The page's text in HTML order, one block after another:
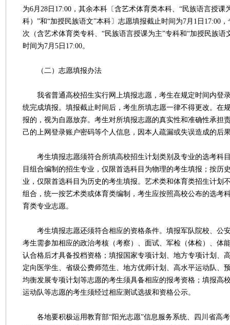
为6月28日17:00，其余本科〔含艺术体育类本科、“民族语言授课
科）”和“加授民族语文”本科〕志愿填报截止时间为7月1日17:00
次（含艺术体育类专科、“民族语言授课为主”专科和“加授民族语
时间为7月5日17:00。
（二）志愿填报办法
我省普通高校招生实行网上填报志愿，考生在规定时间内登
统完成填报。填报截止时间后，考生所填志愿一律不得更改。在
报的，视为自愿放弃。考生对所填报志愿的真实性和准确性承担
己的上网登录账户密码等个人信息，因本人疏漏或失误造成的后
考生填报志愿须符合所填高校招生计划类别及专业的选考科
目组合编制的招生专业，仅限首选科目为物理的考生填报；按历
业，仅限首选科目为历史的考生填报。艺术类和体育类招生计划
组合，统一按艺术类或体育类编制，考生应按照高校公布的选考
育类专业志愿。
考生填报志愿还须符合相应的资格条件。填报军队院校、公
考生需参加相应的政治考核（考察）、面试、军检（体检）、体
认合格后才具备投档资格；填报国家专项计划、地方专项计划、
定向医学生、省级公费师范生、地方优师计划、高水平运动队、
均衡发展专项计划等志愿的考生须具备相应的报考资格；填报高
运动队等志愿的考生须经过相应测试选拔和资格公示。
各地要积极运用教育部“阳光志愿”信息服务系统、四川省高